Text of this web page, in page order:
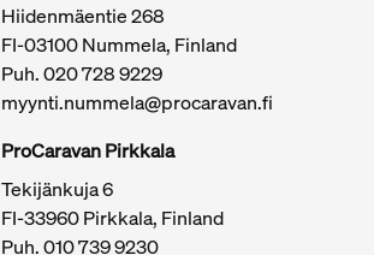
Hiidenmäentie 268
FI-03100 Nummela, Finland
Puh.020 728 9229
myynti.nummela@procaravan.fi
ProCaravan Pirkkala
Tekijänkuja 6
FI-33960 Pirkkala, Finland
Puh.010 739 9230